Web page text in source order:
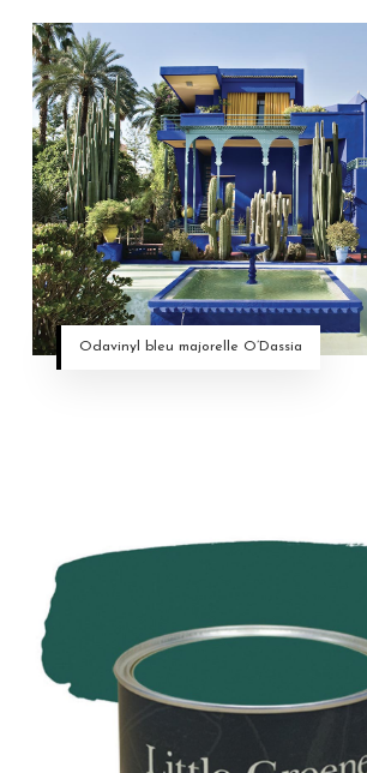
Odavinyl bleu majorelle O’Dassia